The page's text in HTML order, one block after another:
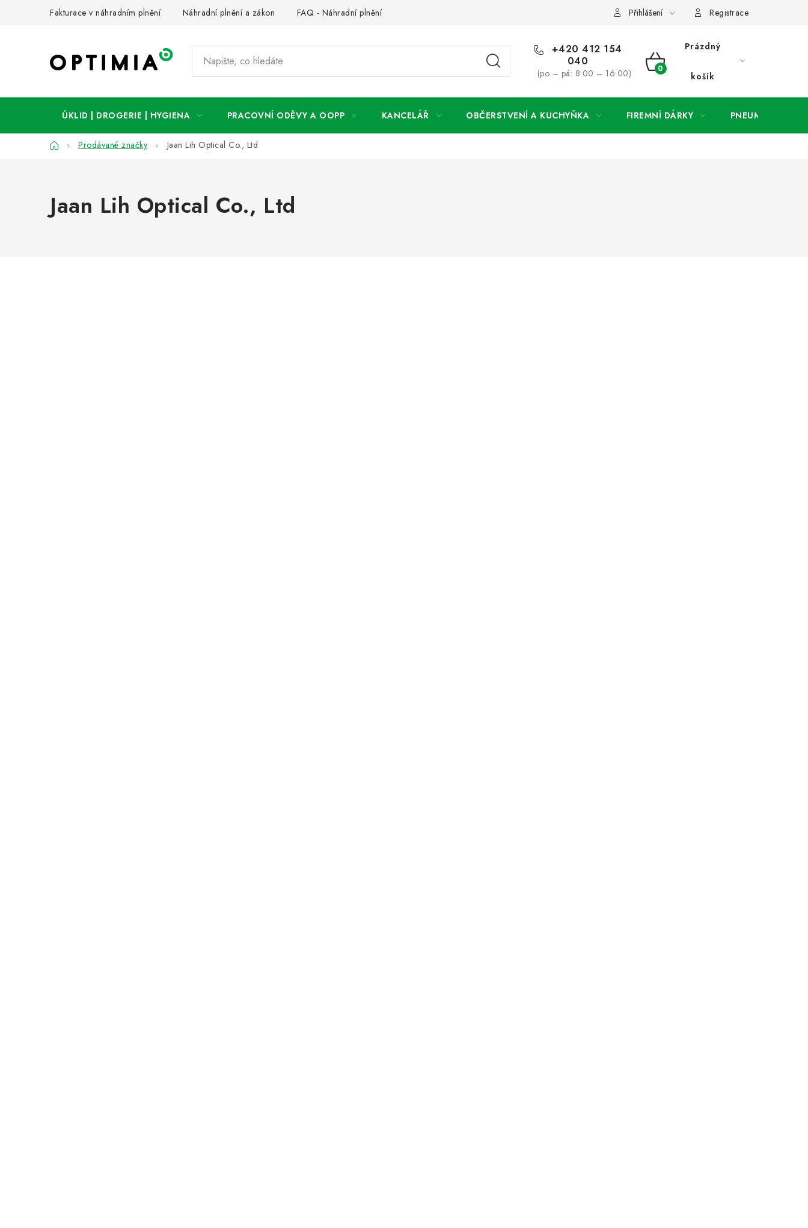
Fakturace v náhradním plnění Náhradní plnění a zákon FAQ - Náhradní plnění Podmínky ochrany osobních údajů O společnosti a
Přihlášení Registrace
+420 412 154
040
(po – pá: 8:00 – 16:00)
NÁKUPNÍ
KOŠÍK
Prázdný
košík
ÚKLID | DROGERIE | HYGIENA PRACOVNÍ ODĚVY A OOPP KANCELÁŘ OBČERSTVENÍ A KUCHYŇKA FIREMNÍ DÁRKY PNEUMATIKY
DomůProdávané značky Jaan Lih Optical Co., Ltd
Jaan Lih Optical Co., Ltd